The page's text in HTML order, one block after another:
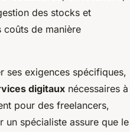
des stocks et
coûts de manière
ses exigences spécifiques,
digitaux nécessaires à
pour des freelancers,
un spécialiste assure que le